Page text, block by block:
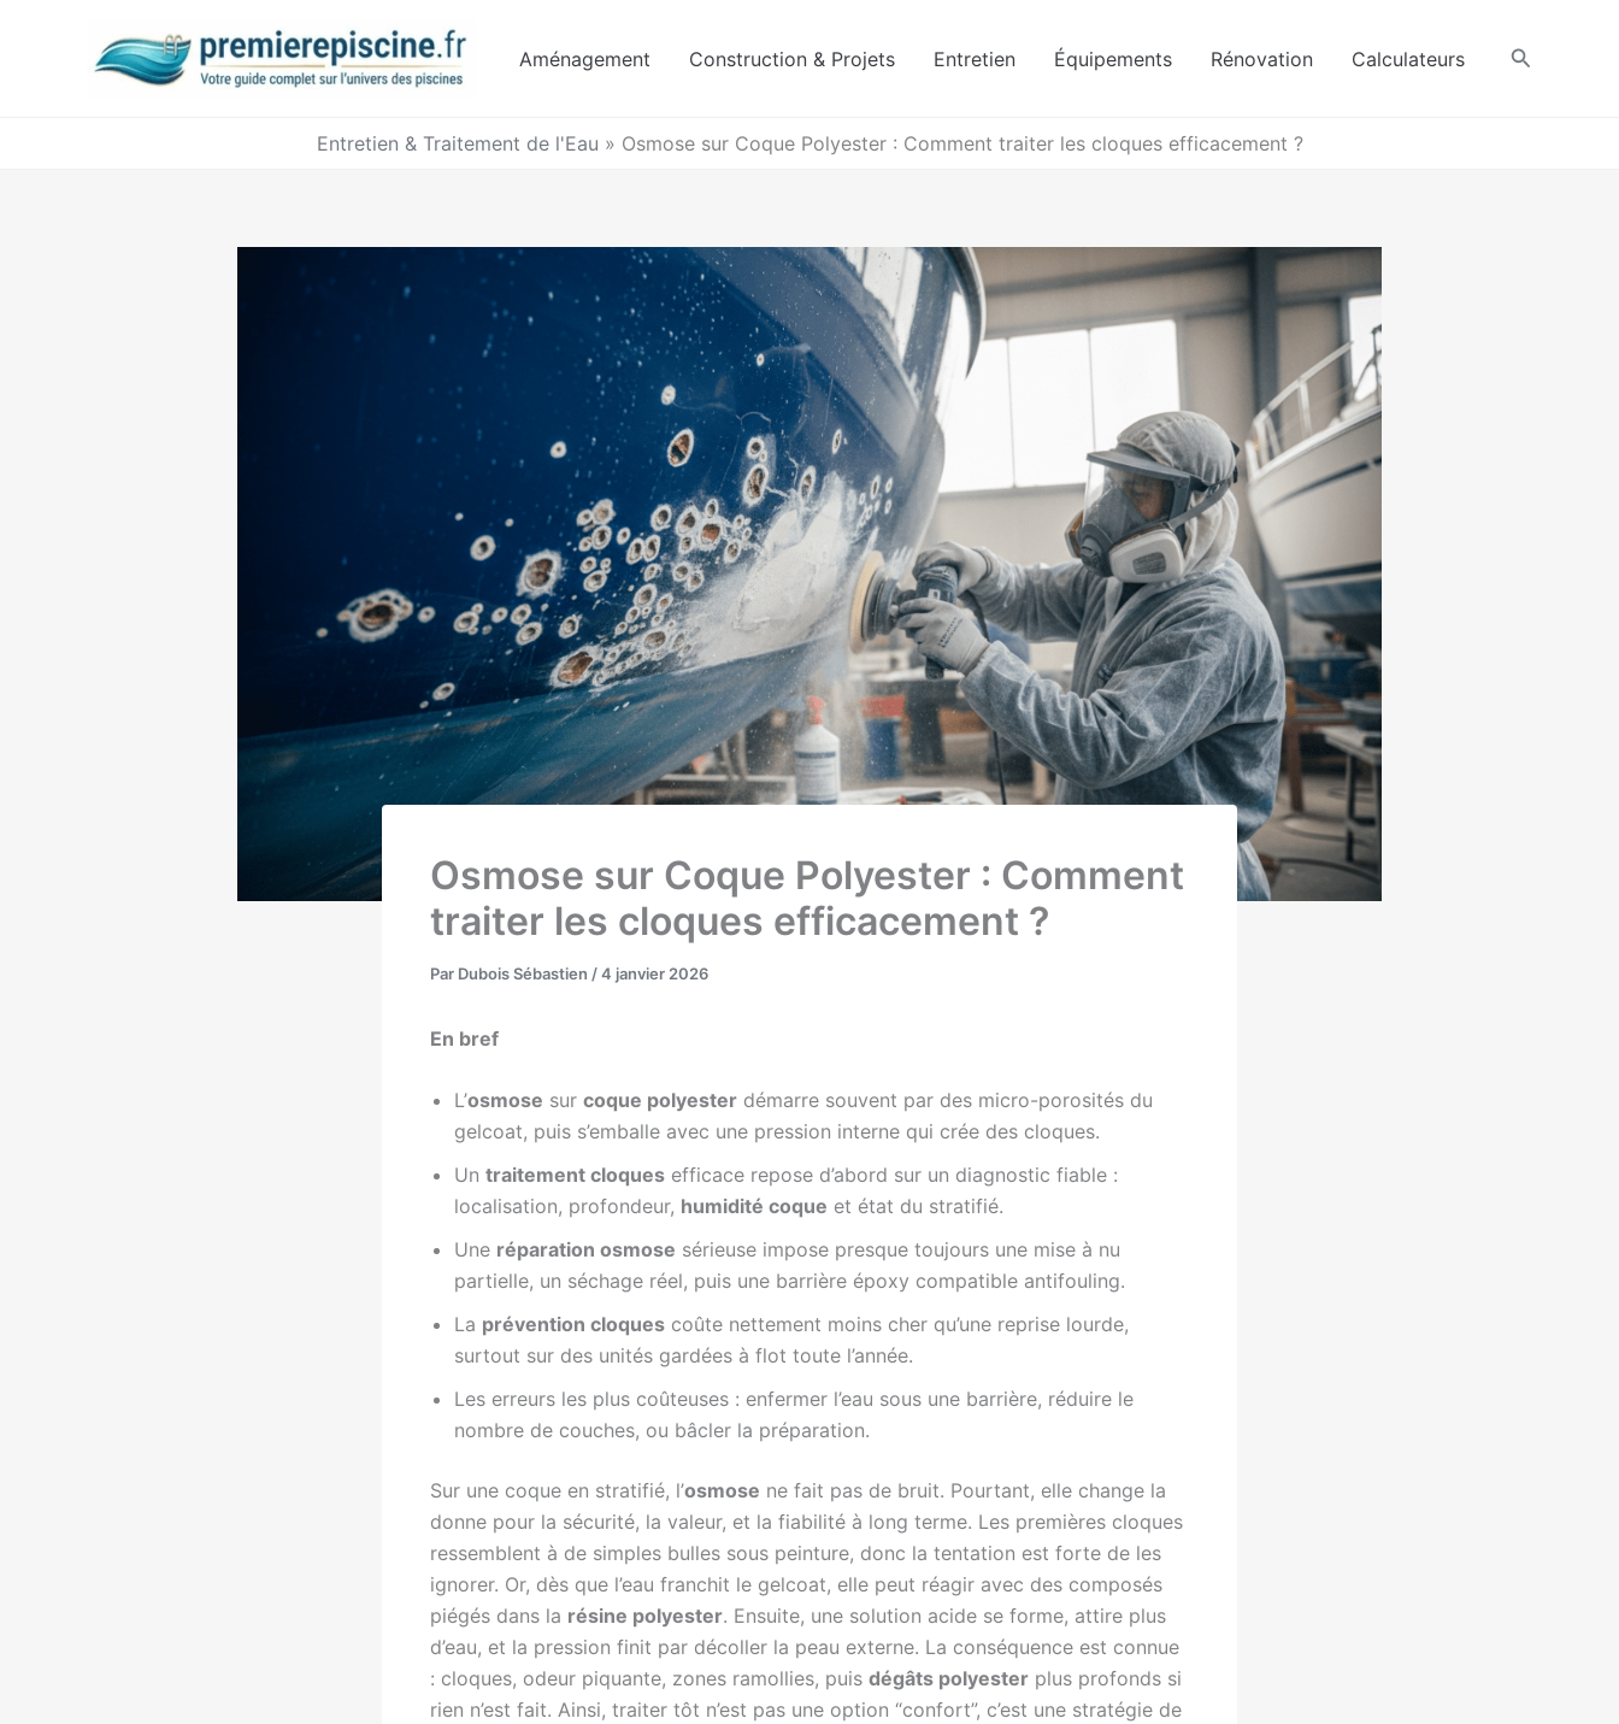
Aménagement Construction & Projets Entretien Équipements Rénovation Calculateurs
Entretien & Traitement de l'Eau » Osmose sur Coque Polyester : Comment traiter les cloques efficacement ?
Osmose sur Coque Polyester : Comment
traiter les cloques efficacement ?
Par Dubois Sébastien /4 janvier 2026
En bref
L’osmose sur coque polyester démarre souvent par des micro-porosités du
gelcoat, puis s’emballe avec une pression interne qui crée des cloques.
Un traitement cloques efficace repose d’abord sur un diagnostic fiable :
localisation, profondeur, humidité coque et état du stratifié.
Une réparation osmose sérieuse impose presque toujours une mise à nu
partielle, un séchage réel, puis une barrière époxy compatible antifouling.
La prévention cloques coûte nettement moins cher qu’une reprise lourde,
surtout sur des unités gardées à flot toute l’année.
Les erreurs les plus coûteuses : enfermer l’eau sous une barrière, réduire le
nombre de couches, ou bâcler la préparation.
Sur une coque en stratifié, l’osmose ne fait pas de bruit. Pourtant, elle change la
donne pour la sécurité, la valeur, et la fiabilité à long terme. Les premières cloques
ressemblent à de simples bulles sous peinture, donc la tentation est forte de les
ignorer. Or, dès que l’eau franchit le gelcoat, elle peut réagir avec des composés
piégés dans la résine polyester. Ensuite, une solution acide se forme, attire plus
d’eau, et la pression finit par décoller la peau externe. La conséquence est connue
: cloques, odeur piquante, zones ramollies, puis dégâts polyester plus profonds si
rien n’est fait. Ainsi, traiter tôt n’est pas une option “confort”, c’est une stratégie de